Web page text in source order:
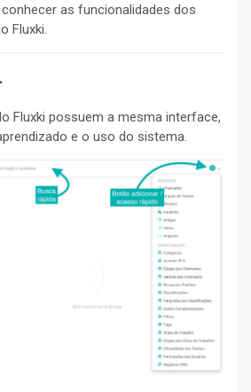
as funcionalidades dos
Fluxki.
Fluxki possuem a mesma interface,
e o uso do sistema.